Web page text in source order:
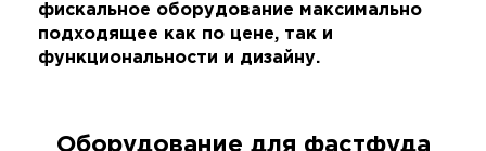
фискальное оборудование максимально
подходящее как по цене, так и
функциональности и дизайну.
Оборудование для фастфуда